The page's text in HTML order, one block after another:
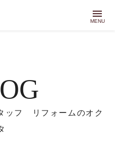
menu
MENU
ッフ リフォームのオク